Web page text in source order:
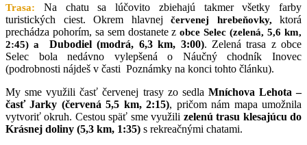
Trasa:
Na chatu sa lúčovito zbiehajú takmer všetky farby
turistických ciest. Okrem hlavnej červenej hrebeňovky, ktorá
prechádza pohorím, sa sem dostanete zobce Selec (zelená, 5,6 km,
2:45) a
Dubodiel (modrá, 6,3 km, 3:00). Zelená trasa z obce
Selec bola nedávno vylepšená o Náučný chodník Inovec
(podrobnosti nájdeš v časti Poznámky na konci tohto článku).
My sme využili časť červenej trasy zo sedla Mníchova Lehota –
časť Jarky (červená 5,5 km, 2:15), pričom nám mapa umožnila
vytvoriť okruh. Cestou späť sme využili zelenú trasu klesajúcu do
Krásnej doliny (5,3 km, 1:35) s rekreačnými chatami.